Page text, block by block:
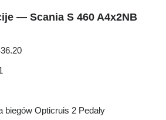
— Scania S 460 A4x2NB
Opticruis 2 Pedały